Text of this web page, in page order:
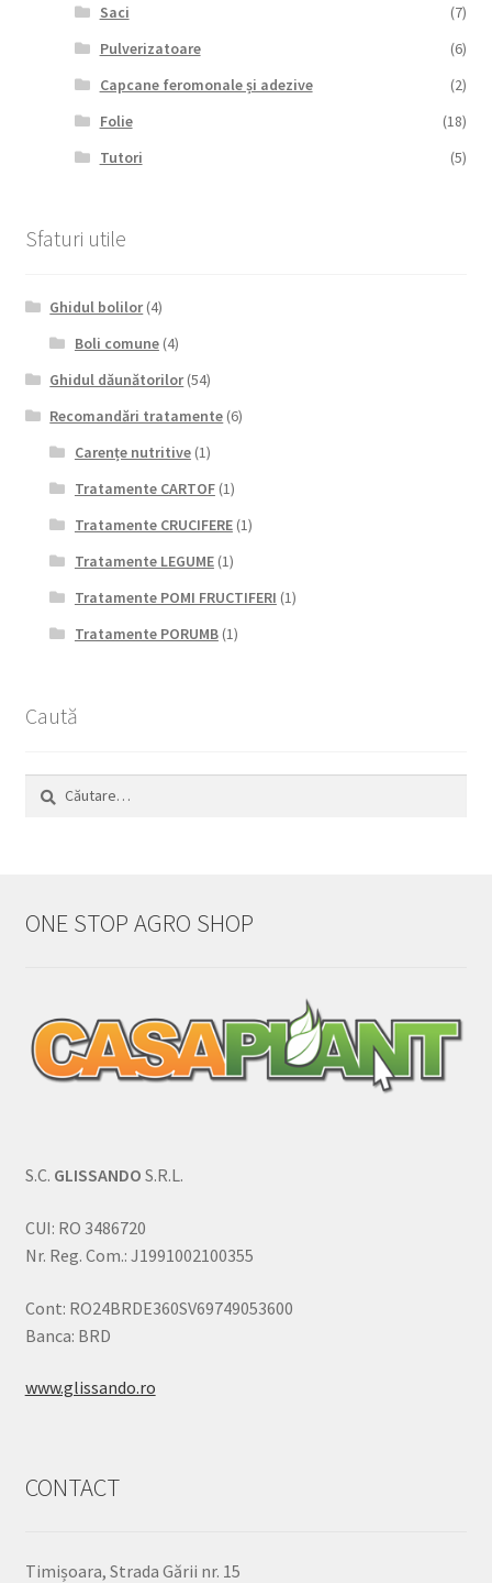
Saci
(7)
Pulverizatoare
(6)
Capcane feromonale și adezive
(2)
Folie
(18)
Tutori
(5)
Sfaturi utile
Ghidul bolilor(4)
Boli comune(4)
Ghidul dăunătorilor(54)
Recomandări tratamente (6)
Carențe nutritive(1)
Tratamente CARTOF(1)
Tratamente CRUCIFERE(1)
Tratamente LEGUME(1)
Tratamente POMI FRUCTIFERI (1)
Tratamente PORUMB(1)
Caută
Caută
ONE STOP AGRO SHOP
S.C. GLISSANDO S.R.L.
CUI: RO 3486720
Nr. Reg. Com.: J1991002100355
Cont: RO24BRDE360SV69749053600
Banca: BRD
www.glissando.ro
CONTACT
Timișoara, Strada Gării nr. 15